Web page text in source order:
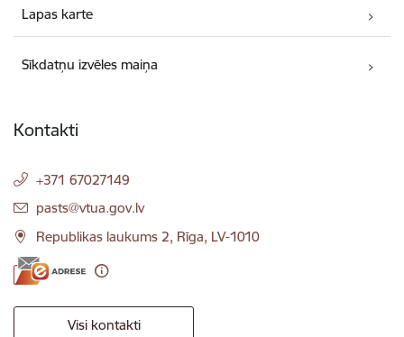
Lapas karte
Sīkdatņu izvēles maiņa
Kontakti
+371 67027149
E-pasts:
pasts@vtua.gov.lv
Republikas laukums 2, Rīga, LV-1010
Visi kontakti